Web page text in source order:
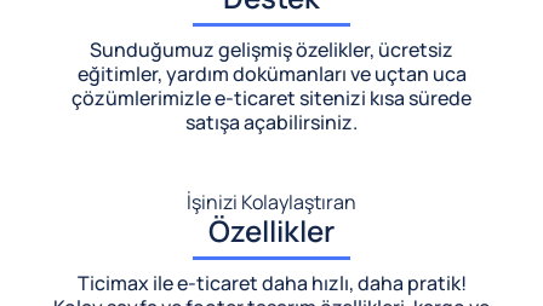
Sunduğumuz gelişmiş özelikler, ücretsiz
eğitimler, yardım dokümanları ve uçtan uca
çözümlerimizlee-ticaret sitenizi kısa sürede
satışa açabilirsiniz.
İşinizi Kolaylaştıran
Özellikler
Ticimax ile e-ticaret daha hızlı, daha pratik!